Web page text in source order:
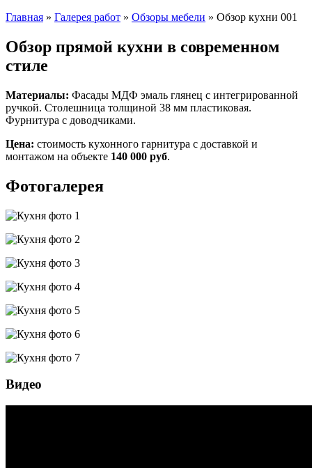
Главная » Галерея работ » Обзоры мебели » Обзор кухни 001
Обзор прямой кухни в современном
стиле
Материалы: Фасады МДФ эмаль глянец с интегрированной
ручкой. Столешница толщиной 38 мм пластиковая.
Фурнитура с доводчиками.
Цена: стоимость кухонного гарнитура с доставкой и
монтажом на объекте 140 000 руб.
Фотогалерея
Видео